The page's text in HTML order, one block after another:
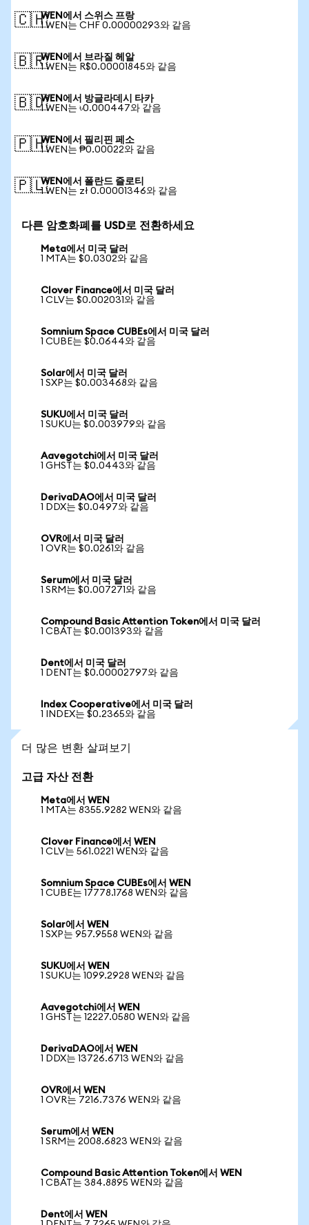
🇨🇭WEN에서 스위스 프랑
1 WEN는 CHF 0.00000293와 같음
🇧🇷WEN에서 브라질 헤알
1 WEN는 R$0.00001845와 같음
🇧🇩WEN에서 방글라데시 타카
1 WEN는 ৳0.000447와 같음
🇵🇭WEN에서 필리핀 페소
1 WEN는 ₱0.00022와 같음
🇵🇱WEN에서 폴란드 즐로티
1 WEN는 zł 0.00001346와 같음
다른 암호화폐를 USD로 전환하세요
Meta에서 미국 달러
1 MTA는 $0.0302와 같음
Clover Finance에서 미국 달러
1 CLV는 $0.002031와 같음
Somnium Space CUBEs에서 미국 달러
1 CUBE는 $0.0644와 같음
Solar에서 미국 달러
1 SXP는 $0.003468와 같음
SUKU에서 미국 달러
1 SUKU는 $0.003979와 같음
Aavegotchi에서 미국 달러
1 GHST는 $0.0443와 같음
DerivaDAO에서 미국 달러
1 DDX는 $0.0497와 같음
OVR에서 미국 달러
1 OVR는 $0.0261와 같음
Serum에서 미국 달러
1 SRM는 $0.007271와 같음
Compound Basic Attention Token에서 미국 달러
1 CBAT는 $0.001393와 같음
Dent에서 미국 달러
1 DENT는 $0.00002797와 같음
Index Cooperative에서 미국 달러
1 INDEX는 $0.2365와 같음
더 많은 변환 살펴보기
고급 자산 전환
Meta에서 WEN
1 MTA는 8355.9282 WEN와 같음
Clover Finance에서 WEN
1 CLV는 561.0221 WEN와 같음
Somnium Space CUBEs에서 WEN
1 CUBE는 17778.1768 WEN와 같음
Solar에서 WEN
1 SXP는 957.9558 WEN와 같음
SUKU에서 WEN
1 SUKU는 1099.2928 WEN와 같음
Aavegotchi에서 WEN
1 GHST는 12227.0580 WEN와 같음
DerivaDAO에서 WEN
1 DDX는 13726.6713 WEN와 같음
OVR에서 WEN
1 OVR는 7216.7376 WEN와 같음
Serum에서 WEN
1 SRM는 2008.6823 WEN와 같음
Compound Basic Attention Token에서 WEN
1 CBAT는 384.8895 WEN와 같음
Dent에서 WEN